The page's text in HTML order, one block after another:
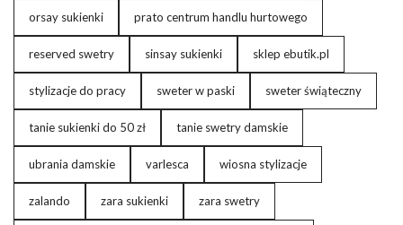
orsay sukienki prato centrum handlu hurtowego
reserved swetry sinsay sukienki sklep ebutik.pl
stylizacje do pracy sweter w paski sweter świąteczny
tanie sukienki do 50 zł tanie swetry damskie
ubrania damskie varlesca wiosna stylizacje
zalando zara sukienki zara swetry